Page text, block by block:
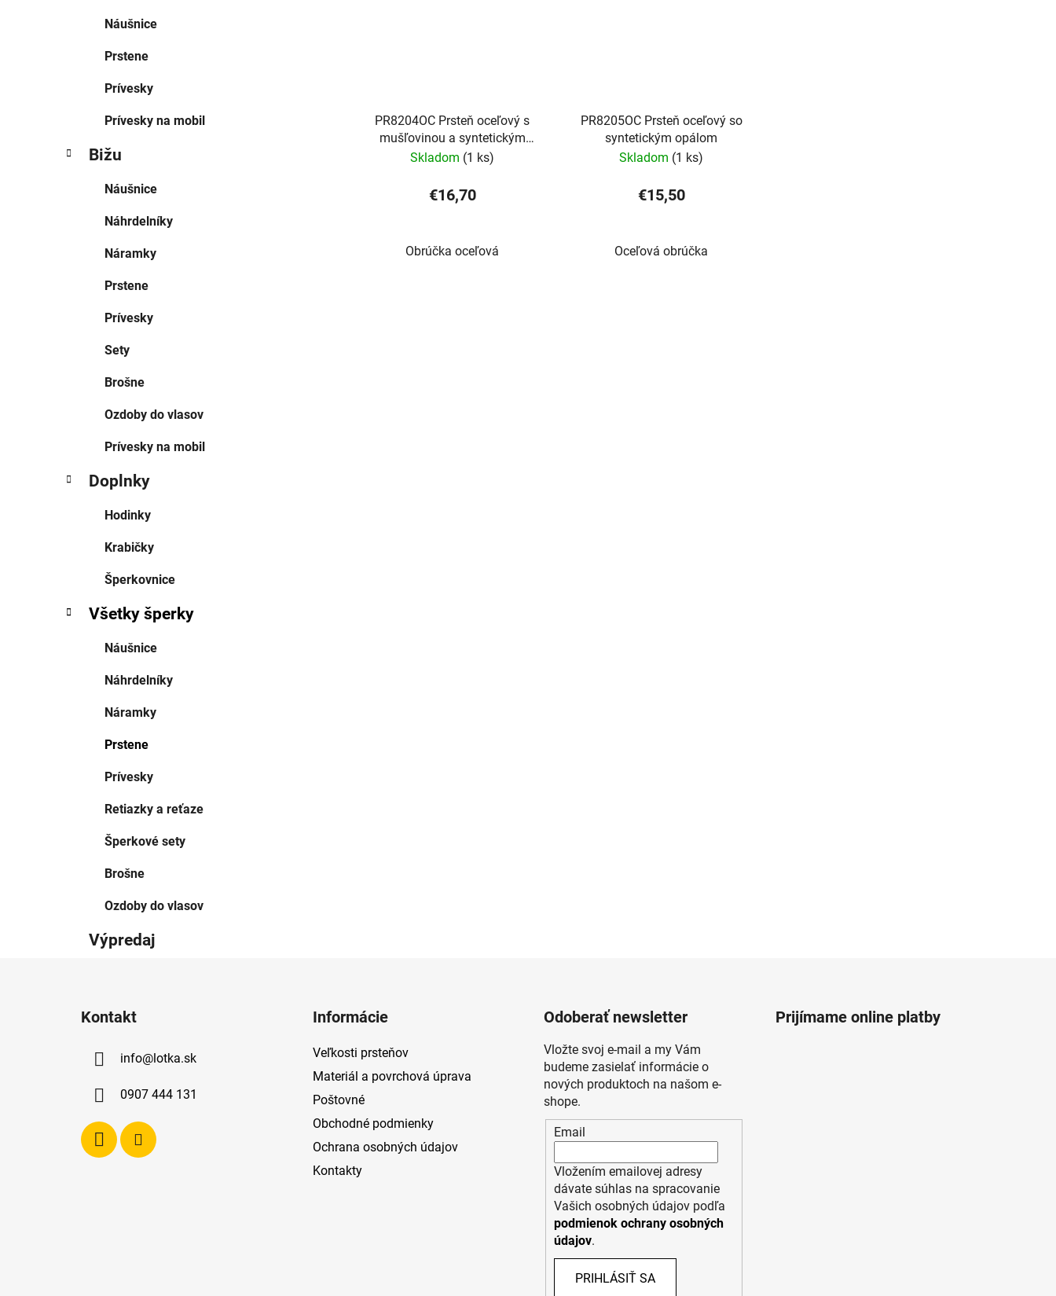
Náušnice
Prstene
Prívesky
Prívesky na mobil
Bižu
Náušnice
Náhrdelníky
Náramky
Prstene
Prívesky
Sety
Brošne
Ozdoby do vlasov
Prívesky na mobil
Doplnky
Hodinky
Krabičky
Šperkovnice
Všetky šperky
Náušnice
Náhrdelníky
Náramky
Prstene
Prívesky
Retiazky a reťaze
Šperkové sety
Brošne
Ozdoby do vlasov
Výpredaj
PR8204OC Prsteň oceľový s
mušľovinou a syntetickým
opálom
Skladom (1 ks)
€16,70
Obrúčka oceľová
PR8205OC Prsteň oceľový so
syntetickým opálom
Skladom (1 ks)
€15,50
Oceľová obrúčka
Kontakt
info@lotka.sk
0907 444 131
Informácie
Veľkosti prsteňov
Materiál a povrchová úprava
Poštovné
Obchodné podmienky
Ochrana osobných údajov
Kontakty
Odoberať newsletter
Vložte svoj e-mail a my Vám
budeme zasielať informácie o
nových produktoch na našom e-
shope.
Email
Vložením emailovej adresy
dávate súhlas na spracovanie
Vašich osobných údajov podľa
podmienok ochrany osobných
údajov.
PRIHLÁSIŤ SA
Prijímame online platby